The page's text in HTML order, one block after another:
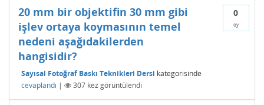
0
oy
20 mm bir objektifin 30 mm gibi
işlev ortaya koymasının temel
nedeni aşağıdakilerden
hangisidir?
Sayısal Fotoğraf Baskı Teknikleri Dersi kategorisinde
cevaplandı | 307 kez görüntülendi